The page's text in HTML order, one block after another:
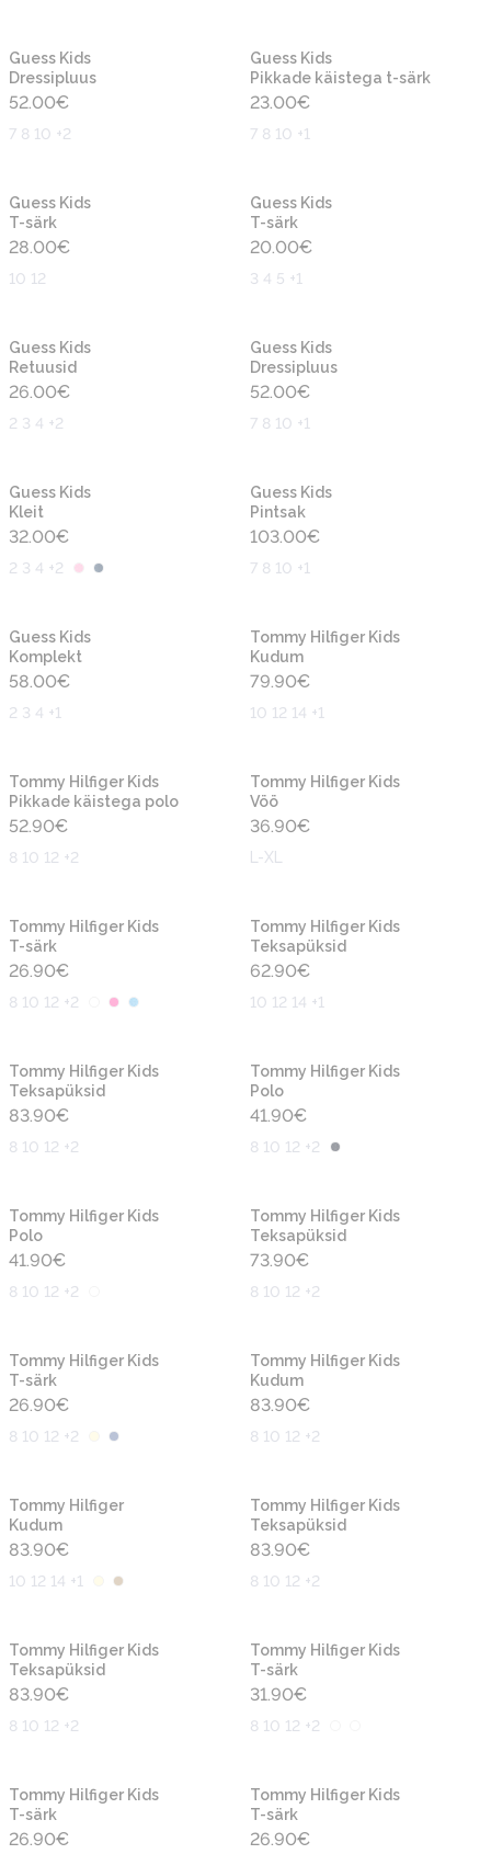
Guess Kids
Dressipluus
52.00€
7 8 10 +2
Guess Kids
Pikkade käistega t-särk
23.00€
7 8 10 +1
Guess Kids
T-särk
28.00€
10 12
Guess Kids
T-särk
20.00€
3 4 5 +1
Guess Kids
Retuusid
26.00€
2 3 4 +2
Guess Kids
Dressipluus
52.00€
7 8 10 +1
Guess Kids
Kleit
32.00€
2 3 4 +2
Guess Kids
Pintsak
103.00€
7 8 10 +1
Guess Kids
Komplekt
58.00€
2 3 4 +1
Tommy Hilfiger Kids
Kudum
79.90€
10 12 14 +1
Tommy Hilfiger Kids
Pikkade käistega polo
52.90€
8 10 12 +2
Tommy Hilfiger Kids
Vöö
36.90€
L-XL
Tommy Hilfiger Kids
T-särk
26.90€
8 10 12 +2
Tommy Hilfiger Kids
Teksapüksid
62.90€
10 12 14 +1
Tommy Hilfiger Kids
Teksapüksid
83.90€
8 10 12 +2
Tommy Hilfiger Kids
Polo
41.90€
8 10 12 +2
Tommy Hilfiger Kids
Polo
41.90€
8 10 12 +2
Tommy Hilfiger Kids
Teksapüksid
73.90€
8 10 12 +2
Tommy Hilfiger Kids
T-särk
26.90€
8 10 12 +2
Tommy Hilfiger Kids
Kudum
83.90€
8 10 12 +2
Tommy Hilfiger
Kudum
83.90€
10 12 14 +1
Tommy Hilfiger Kids
Teksapüksid
83.90€
8 10 12 +2
Tommy Hilfiger Kids
Teksapüksid
83.90€
8 10 12 +2
Tommy Hilfiger Kids
T-särk
31.90€
8 10 12 +2
Tommy Hilfiger Kids
T-särk
26.90€
Tommy Hilfiger Kids
T-särk
26.90€